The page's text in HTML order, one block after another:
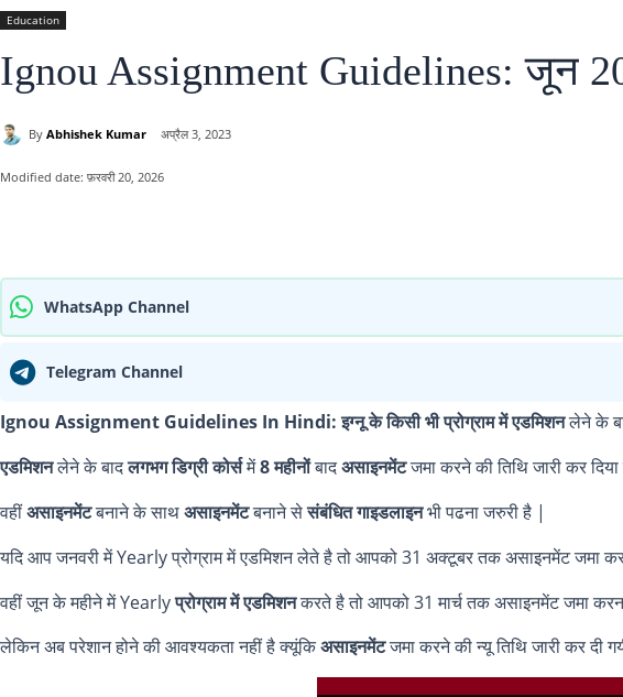
Education
Ignou Assignment Guidelines: जून
By Abhishek Kumar अप्रैल 3, 2023
Modified date: फ़रवरी 20, 2026
WhatsApp Channel
Telegram Channel
Ignou Assignment Guidelines In Hindi: इग्नू के किसी भी प्रोग्राम में एडमिशनलेने के
एडमिशनलेने के बादलगभग डिग्री कोर्समें8 महीनोंबादअसाइनमेंटजमा करने की तिथि जारी कर
वहींअसाइनमेंटबनाने के साथअसाइनमेंटबनाने सेसंबंधित गाइडलाइनभी पढना जरुरी है |
यदि आप जनवरी में Yearly प्रोग्राम में एडमिशन लेते है तो आपको 31 अक्टूबर तक असाइनमेंट जमा
वहीं जून के महीने में Yearlyप्रोग्राम में एडमिशनकरते है तो आपको 31 मार्च तक असाइनमेंट जमा
लेकिन अब परेशान होने की आवश्यकता नहीं है क्यूंकिअसाइनमेंटजमा करने की न्यू तिथि जारी कर दी